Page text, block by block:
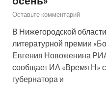
Оставьте комментарий
В Нижегородской
литературной премии
Евгения Новоженина
сообщает ИА «Время Н»
губернатора и